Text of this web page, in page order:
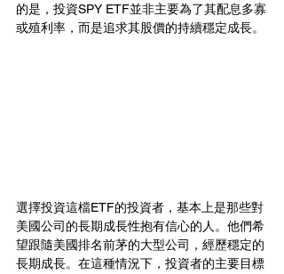
的是，投資SPY ETF並非主要為了其配息多寡
或殖利率，而是追求其股價的持續穩定成長。
選擇投資這檔ETF的投資者，基本上是那些對
美國公司的長期成長性抱有信心的人。他們希
望跟隨美國排名前茅的大型公司，經歷穩定的
長期成長。在這種情況下，投資者的主要目標